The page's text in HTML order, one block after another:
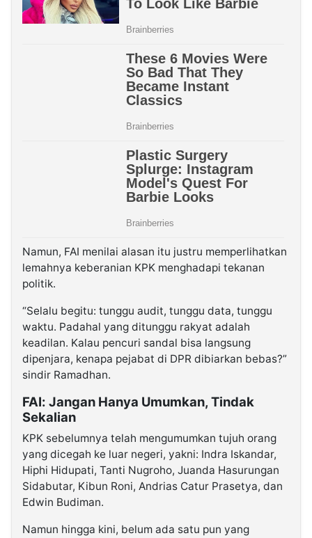
Namun, FAI menilai alasan itu justru memperlihatkan
lemahnya keberanian KPK menghadapi tekanan
politik.
“Selalu begitu: tunggu audit, tunggu data, tunggu
waktu. Padahal yang ditunggu rakyat adalah
keadilan. Kalau pencuri sandal bisa langsung
dipenjara, kenapa pejabat di DPR dibiarkan bebas?”
sindir Ramadhan.
FAI: Jangan Hanya Umumkan, Tindak
Sekalian
KPK sebelumnya telah mengumumkan tujuh orang
yang dicegah ke luar negeri, yakni: Indra Iskandar,
Hiphi Hidupati, Tanti Nugroho, Juanda Hasurungan
Sidabutar, Kibun Roni, Andrias Catur Prasetya, dan
Edwin Budiman.
Namun hingga kini, belum ada satu pun yang